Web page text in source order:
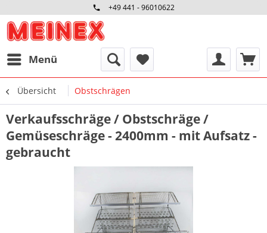
+49 441 - 96010622
Menü
Übersicht Obstschrägen
Verkaufsschräge / Obstschräge /
Gemüseschräge - 2400mm - mit Aufsatz -
gebraucht